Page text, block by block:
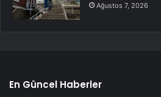
Ağustos 7, 2026
En Güncel Haberler